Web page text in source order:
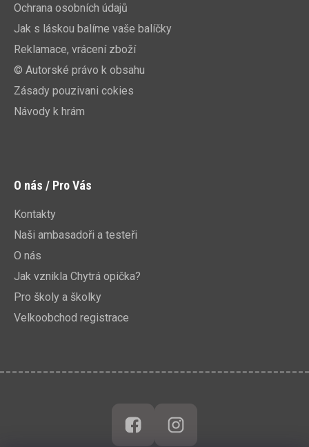
Ochrana osobních údajů
Jak s láskou balíme vaše balíčky
Reklamace, vrácení zboží
© Autorské právo k obsahu
Zásady pouzivani cokies
Návody k hrám
O nás / Pro Vás
Kontakty
Naši ambasadoři a testeři
O nás
Jak vznikla Chytrá opička?
Pro školy a školky
Velkoobchod registrace